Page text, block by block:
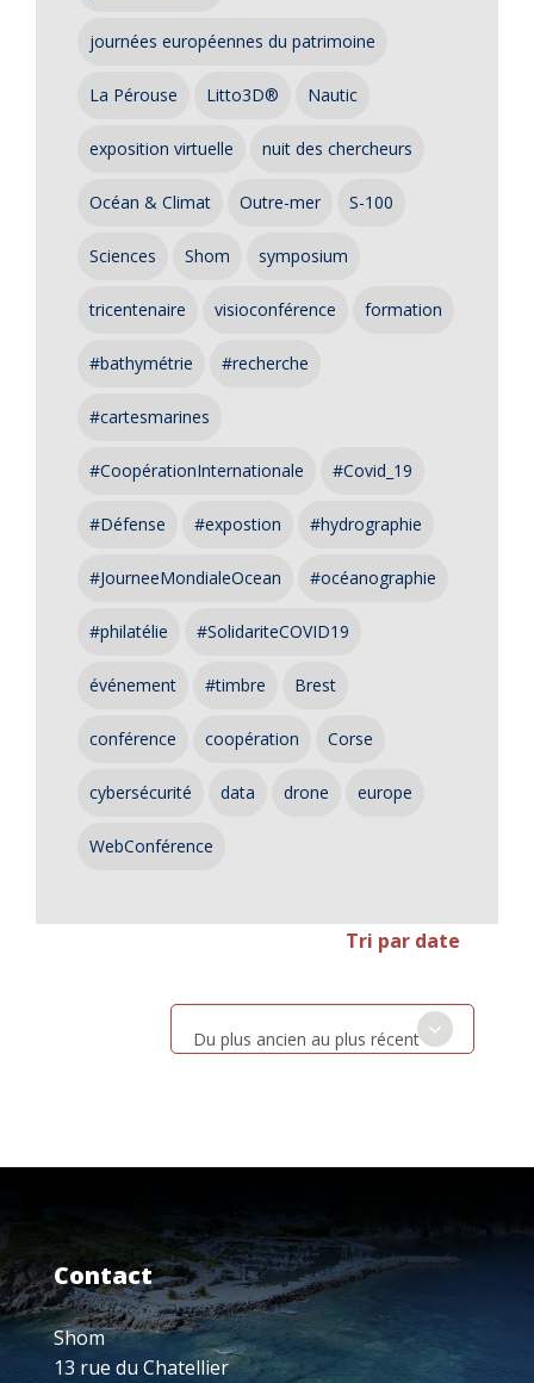
journées européennes du patrimoine
La Pérouse Litto3D® Nautic
exposition virtuelle nuit des chercheurs
Océan & Climat Outre-mer S-100
Sciences Shom symposium
tricentenaire visioconférence formation
#bathymétrie #recherche
#cartesmarines
#CoopérationInternationale #Covid_19
#Défense #expostion #hydrographie
#JourneeMondialeOcean #océanographie
#philatélie #SolidariteCOVID19
événement #timbre Brest
conférence coopération Corse
cybersécurité data drone europe
WebConférence
Tri par date
Du plus ancien au plus récent
Contact
Shom
13 rue du Chatellier